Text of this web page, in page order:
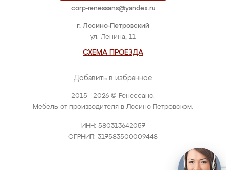
2015 - 2026 © Ренессанс.
Мебель от производителя в Лосино-Петровском.
ИНН: 580313642057
ОГРНИП: 317583500009448
г. Лосино-Петровский
ул. Ленина, 11
СХЕМА ПРОЕЗДА
Добавить в избранное
corp-renessans@yandex.ru